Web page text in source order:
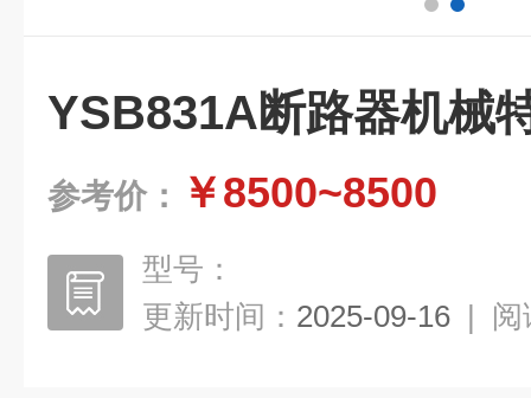
YSB831A断路器机械
参考价： ￥8500~8500
型号：
更新时间： 2025-09-16 | 阅